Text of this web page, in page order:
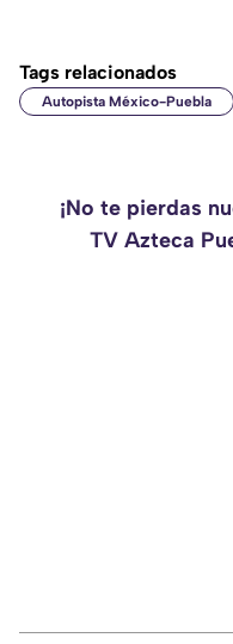
Tags relacionados
Autopista México-Puebla
¡No te pierdas
TV Azteca